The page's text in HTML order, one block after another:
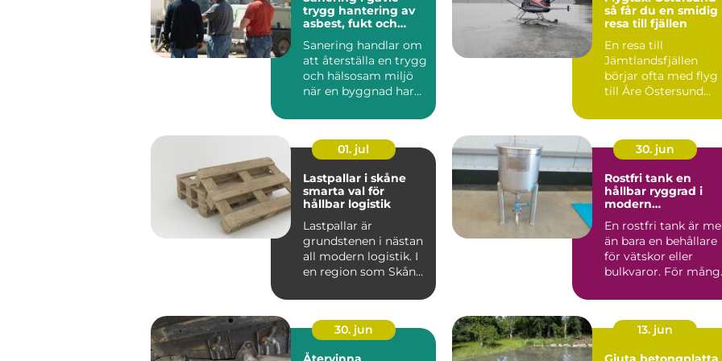
trygg hantering av
asbest, fukt och
Sanering handlar om
att återställa en trygg
och hälsosam miljö
när en byggnad har
så får du en smidig
resa till fjällen
En resa till
Jämtlandsfjällen
börjar ofta med flyg
till Åre Östersund
man sig e...
01. jul
Lastpallar i skåne
smarta val för
hållbar logistik
Lastpallar är
grundstenen i nästan
all modern logistik. I
en region som Skåne,
liv...
30. jun
Rostfri tank en
hållbar ryggrad i
modern
En rostfri tank är
än bara en behållare
för vätskor eller
bulkvaror. För
30. jun
13. jun